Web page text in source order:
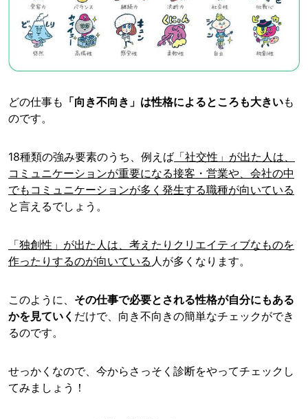
どの仕事も 「向き不向き」は性格によるところも大きいも
のです。
18種類の強み要素のうち、例えば 「社交性」が出た人は、
コミュニケーションが重要になる接客・営業や、会社の中
でもコミュニケーションが多く発生する職種が向いている
と言えるでしょう。
「独創性」が出た人は、考えたりクリエイティブなものを
作ったりするのが向いている 人が多くなります。
このように、 その仕事で必要とされる性格が自分にもある
かを見ていく だけで、向き不向きの簡単なチェックができ
るのです。
せっかくなので、今からさっそく診断をやってチェックし
てみましょう！